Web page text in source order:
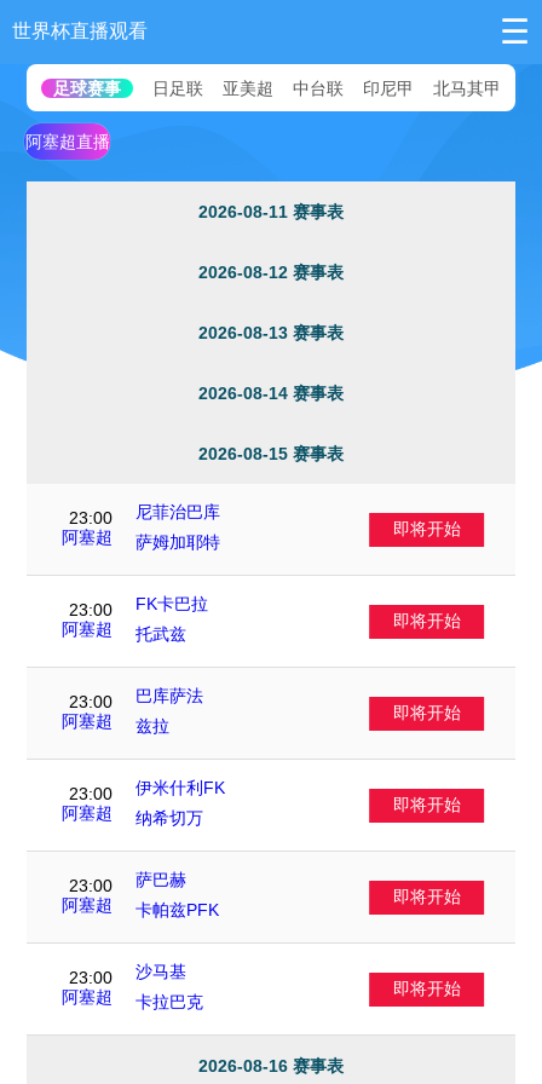
世界杯直播观看 ☰
足球赛事 日足联 亚美超 中台联 印尼甲 北马其甲
阿塞超直播
2026-08-11 赛事表
2026-08-12 赛事表
2026-08-13 赛事表
2026-08-14 赛事表
2026-08-15 赛事表
23:00
阿塞超
尼菲治巴库
VS
萨姆加耶特
即将开始
23:00
阿塞超
FK卡巴拉
VS
托武兹
即将开始
23:00
阿塞超
巴库萨法
VS
兹拉
即将开始
23:00
阿塞超
伊米什利FK
VS
纳希切万
即将开始
23:00
阿塞超
萨巴赫
VS
卡帕兹PFK
即将开始
23:00
阿塞超
沙马基
VS
卡拉巴克
即将开始
2026-08-16 赛事表